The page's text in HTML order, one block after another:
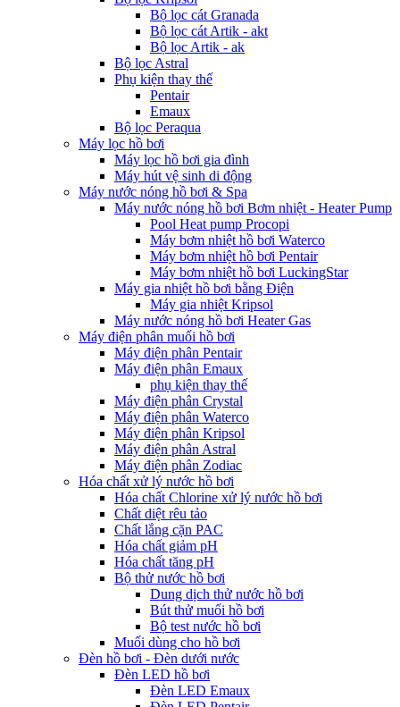
Bộ lọc cát Granada
Bộ lọc cát Artik - akt
Bộ lọc Artik - ak
Bộ lọc Astral
Phụ kiện thay thế
Pentair
Emaux
Bộ lọc Peraqua
Máy lọc hồ bơi
Máy lọc hồ bơi gia đình
Máy hút vệ sinh di động
Máy nước nóng hồ bơi & Spa
Máy nước nóng hồ bơi Bơm nhiệt - Heater Pump
Pool Heat pump Procopi
Máy bơm nhiệt hồ bơi Waterco
Máy bơm nhiệt hồ bơi Pentair
Máy bơm nhiệt hồ bơi LuckingStar
Máy gia nhiệt hồ bơi bằng Điện
Máy gia nhiệt Kripsol
Máy nước nóng hồ bơi Heater Gas
Máy điện phân muối hồ bơi
Máy điện phân Pentair
Máy điện phân Emaux
phụ kiện thay thế
Máy điện phân Crystal
Máy điện phân Waterco
Máy điện phân Kripsol
Máy điện phân Astral
Máy điện phân Zodiac
Hóa chất xử lý nước hồ bơi
Hóa chất Chlorine xử lý nước hồ bơi
Chất diệt rêu tảo
Chất lắng cặn PAC
Hóa chất giảm pH
Hóa chất tăng pH
Bộ thử nước hồ bơi
Dung dịch thử nước hồ bơi
Bút thử muối hồ bơi
Bộ test nước hồ bơi
Muối dùng cho hồ bơi
Đèn hồ bơi - Đèn dưới nước
Đèn LED hồ bơi
Đèn LED Emaux